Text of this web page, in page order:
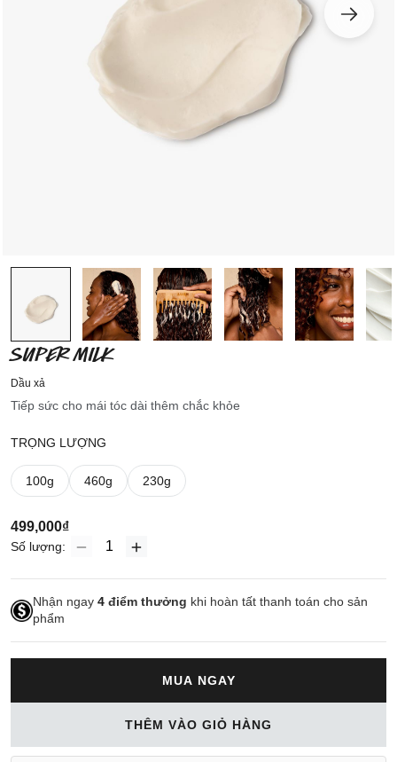
SUPER MILK
Dầu xả
Tiếp sức cho mái tóc dài thêm chắc khỏe
TRỌNG LƯỢNG
100g 460g 230g
499,000₫
Số lượng:
Nhận ngay 4 điểm thưởng khi hoàn tất thanh toán cho sản
phẩm
MUA NGAY
THÊM VÀO GIỎ HÀNG